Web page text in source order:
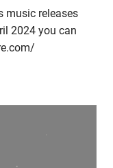
music releases
2024 you can